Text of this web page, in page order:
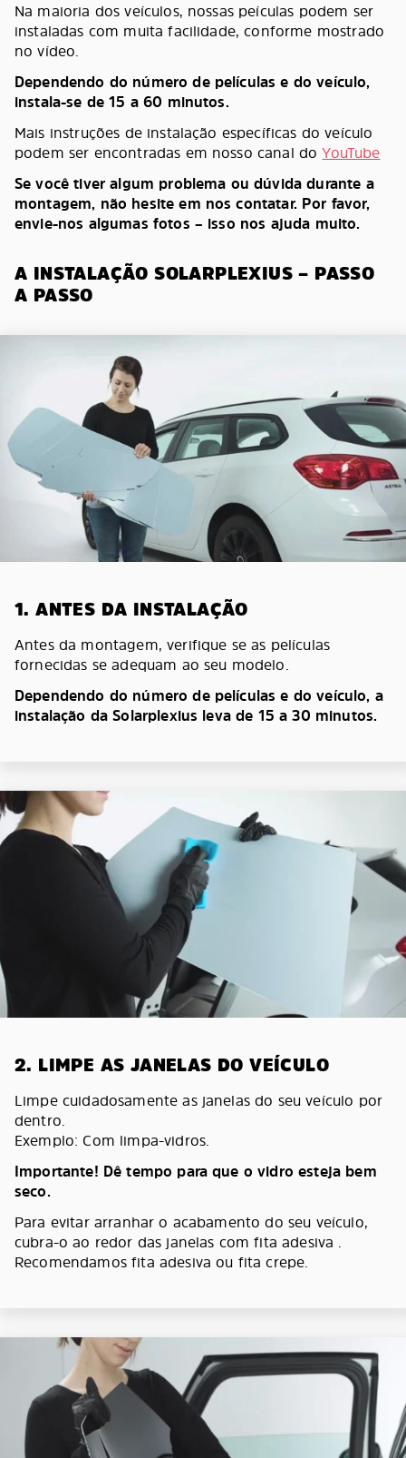
Na maioria dos veículos, nossas peículas podem ser
instaladas com muita facilidade, conforme mostrado
no vídeo.
Dependendo do número de películas e do veículo,
instala-se de 15 a 60 minutos.
Mais instruções de instalação específicas do veículo
podem ser encontradas em nosso canal doYouTube
Se você tiver algum problema ou dúvida durante a
montagem, não hesite em nos contatar. Por favor,
envie-nos algumas fotos – isso nos ajuda muito.
A INSTALAÇÃO SOLARPLEXIUS – PASSO
A PASSO
1. ANTES DA INSTALAÇÃO
Antes da montagem, verifique se as películas
fornecidas se adequam ao seu modelo.
Dependendo do número de películas e do veículo, a
instalação da Solarplexius leva de 15 a 30 minutos.
2. LIMPE AS JANELAS DO VEÍCULO
Limpe cuidadosamente as janelas do seu veículo por
dentro.
Exemplo: Com limpa-vidros.
Importante! Dê tempo para que o vidro esteja bem
seco.
Para evitar arranhar o acabamento do seu veículo,
cubra-o ao redor das janelas com fita adesiva .
Recomendamos fita adesiva ou fita crepe.